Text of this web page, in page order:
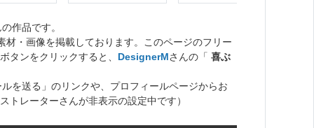
作品です。
・画像を掲載しております。このページのフリー
タンをクリックすると、 DesignerMさんの「 喜ぶ
を送る」のリンクや、プロフィールページからお
トレーターさんが非表示の設定中です）